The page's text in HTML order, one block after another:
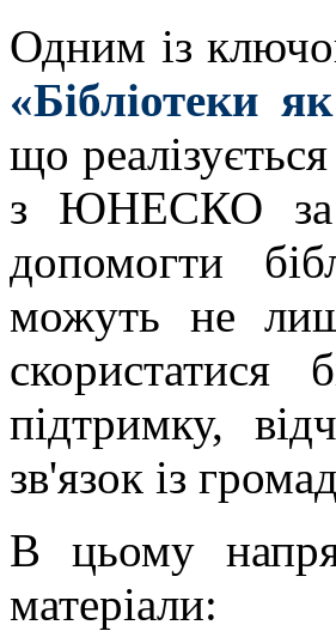
Одним із
«Бібліотеки
що
з ЮНЕСКО за
допомогти
можуть не
скористатися
підтримку,
зв'язок із
В цьому
матеріали: